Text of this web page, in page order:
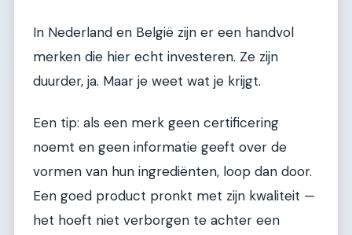
In Nederland en België zijn er een handvol
merken die hier echt investeren. Ze zijn
duurder, ja. Maar je weet wat je krijgt.
Een tip: als een merk geen certificering
noemt en geen informatie geeft over de
vormen van hun ingrediënten, loop dan door.
Een goed product pronkt met zijn kwaliteit —
het hoeft niet verborgen te achter een